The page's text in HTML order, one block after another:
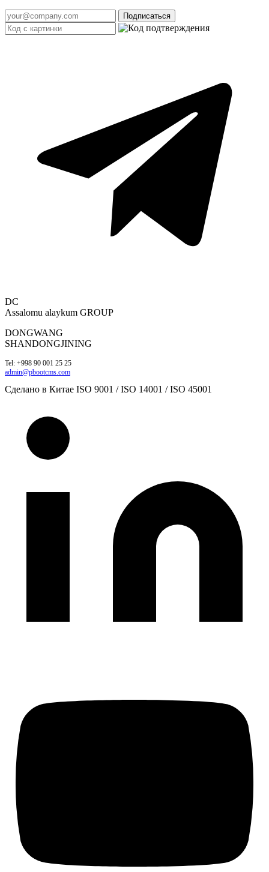
Подписаться
DC
Assalomu alaykum GROUP
DONGWANG
SHANDONGJINING
Tel: +998 90 001 25 25
admin@pbootcms.com
Сделано в Китае ISO 9001 / ISO 14001 / ISO 45001